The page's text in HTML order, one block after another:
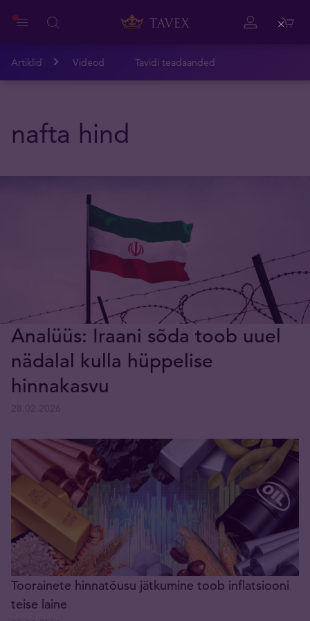
Artiklid Videod Tavidi teadaanded
nafta hind
Analüüs: Iraani sõda toob uuel
nädalal kulla hüppelise
hinnakasvu
Toorainete hinnatõusu jätkumine toob inflatsiooni
teise laine
Close